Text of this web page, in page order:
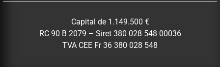
Capital de 1.149.500 €
RC 90 B 2079 – Siret 380 028 548 00036
TVA CEE Fr 36 380 028 548